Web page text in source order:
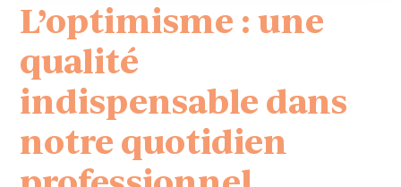
L’optimisme : une
qualité
indispensable dans
notre quotidien